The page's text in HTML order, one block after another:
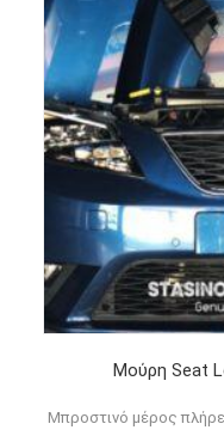
Μούρη Seat
Μπροστινό μέρος